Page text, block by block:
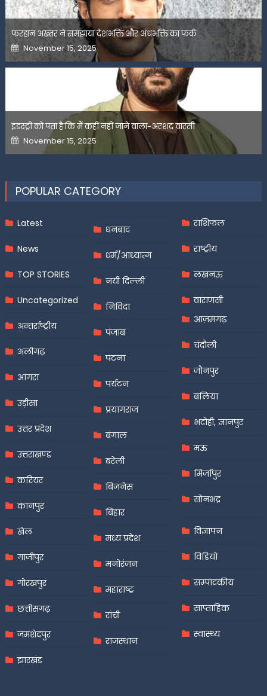
फरहान अख्तर ने समझाया देशभक्ति और अंधभक्ति का फर्क
Posted
on
November 15, 2025
इंडस्ट्री को पता है कि मैं कहीं नहीं जाने वाला-अरशद वारसी
Posted
on
November 15, 2025
POPULAR CATEGORY
Latest
News
TOP STORIES
Uncategorized
अन्तर्राष्ट्रीय
अलीगढ़
आगरा
उड़ीसा
उत्तर प्रदेश
उत्तराखण्ड
करियर
कानपुर
खेल
गाजीपुर
गोरखपुर
छत्तीसगढ़
जमशेदपुर
झारखंड
धनबाद
धर्म/आध्यात्म
नयी दिल्ली
निविदा
पंजाब
पटना
पर्यटन
प्रयागराज
बंगाल
बरेली
बिजनेस
बिहार
मध्य प्रदेश
मनोरंजन
महाराष्ट्र
रांची
राजस्थान
राशिफल
राष्ट्रीय
लखनऊ
वाराणसी
आज़मगढ़
चंदौली
जौनपुर
बलिया
भदोही, ज्ञानपुर
मऊ
मिर्जापुर
सोनभद्र
विज्ञापन
विडियो
सम्पादकीय
साप्ताहिक
स्वास्थ्य